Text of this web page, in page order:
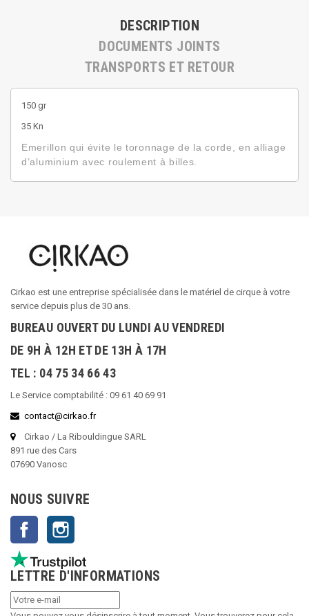
DESCRIPTION
DOCUMENTS JOINTS
TRANSPORTS ET RETOUR
150 gr
35 Kn
Emerillon qui évite le toronnage de la corde, en alliage
d’aluminium avec roulement à billes.
Cirkao est une entreprise spécialisée dans le matériel de cirque à votre
service depuis plus de 30 ans.
BUREAU OUVERT DU LUNDI AU VENDREDI
DE 9H À 12H ET DE 13H À 17H
TEL : 04 75 34 66 43
Le Service comptabilité : 09 61 40 69 91
contact@cirkao.fr
Cirkao / La Ribouldingue SARL
891 rue des Cars
07690 Vanosc
NOUS SUIVRE
Facebook
LETTRE D'INFORMATIONS